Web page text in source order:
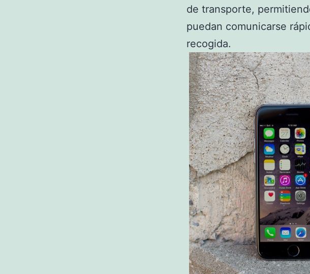
de transporte,
puedan comunicarse
recogida.